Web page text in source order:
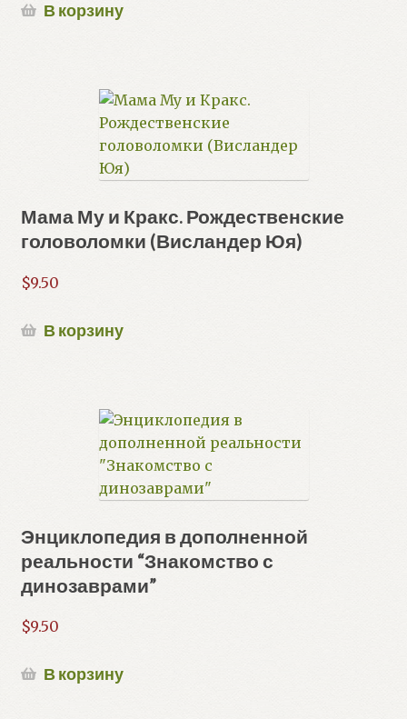
В корзину
Мама Му и Кракс. Рождественские
головоломки (Висландер Юя)
$9.50
В корзину
Энциклопедия в дополненной
реальности “Знакомство с
динозаврами”
$9.50
В корзину